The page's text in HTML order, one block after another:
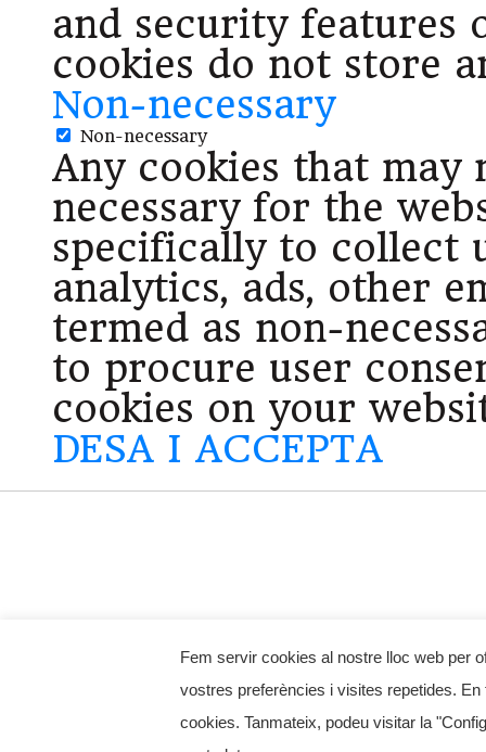
Fem servir cookies al nostre lloc web per
vostres preferències i visites repetides.
cookies. Tanmateix, podeu visitar la
and security features
cookies do not store
Non-necessary
Non-necessary
Any cookies that
necessary for the
specifically to collect
analytics, ads, other
termed as non-
to procure user
cookies on your
DESA I ACCEPTA